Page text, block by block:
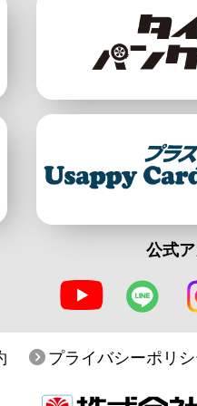
公式
プライバシーポリ